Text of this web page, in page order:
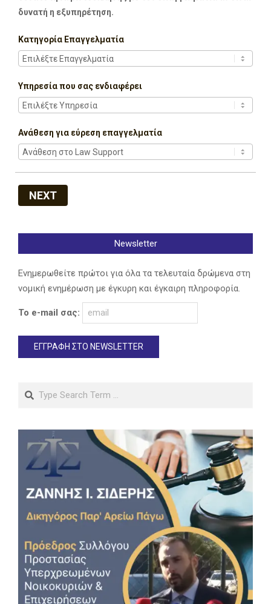
δυνατή η εξυπηρέτηση.
Κατηγορία Επαγγελματία
Υπηρεσία που σας ενδιαφέρει
Ανάθεση για εύρεση επαγγελματία
NEXT
Newsletter
Ενημερωθείτε πρώτοι για όλα τα τελευταία δρώμενα στη
νομική ενημέρωση με έγκυρη και έγκαιρη πληροφορία.
Το e-mail σας:
Search